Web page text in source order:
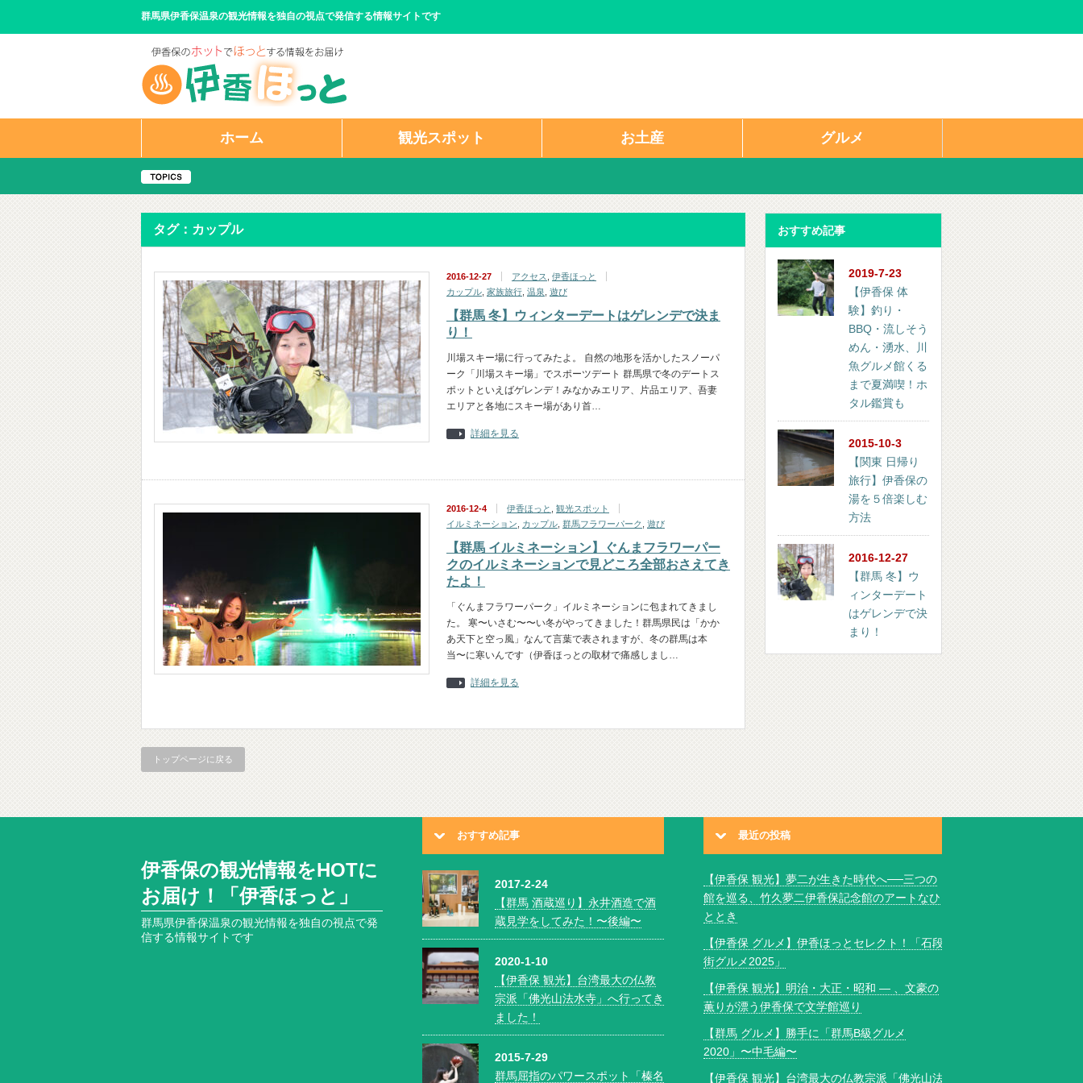
群馬県伊香保温泉の観光情報を独自の視点で発信する情報サイトです
ホーム 観光スポット お土産 グルメ
タグ：カップル
2016-12-27 アクセス
伊香ほっと
カップル 家族旅行 温泉 遊び
【群馬 冬】ウィンターデートはゲレンデで決ま
り！
川場スキー場に行ってみたよ。 自然の地形を活かしたスノーパ
ーク「川場スキー場」でスポーツデート 群馬県で冬のデートス
ポットといえばゲレンデ！みなかみエリア、片品エリア、吾妻
エリアと各地にスキー場があり首…
詳細を見る
2016-12-4 伊香ほっと
観光スポット
イルミネーション
カップル 群馬フラワーパーク 遊び
【群馬 イルミネーション】ぐんまフラワーパー
クのイルミネーションで見どころ全部おさえてき
たよ！
「ぐんまフラワーパーク」イルミネーションに包まれてきまし
た。 寒〜いさむ〜〜い冬がやってきました！群馬県民は「かか
あ天下と空っ風」なんて言葉で表されますが、冬の群馬は本
当〜に寒いんです（伊香ほっとの取材で痛感しまし…
詳細を見る
トップページに戻る
おすすめ記事
2019-7-23
【伊香保 体
験】釣り・
BBQ・流しそう
めん・湧水、川
魚グルメ館くる
まで夏満喫！ホ
タル鑑賞も
2015-10-3
【関東 日帰り
旅行】伊香保の
湯を５倍楽しむ
方法
2016-12-27
【群馬 冬】ウ
ィンターデート
はゲレンデで決
まり！
おすすめ記事
2017-2-24
【群馬 酒蔵巡り】永井酒造で酒
蔵見学をしてみた！〜後編〜
2020-1-10
【伊香保 観光】台湾最大の仏教
宗派「佛光山法水寺」へ行ってき
ました！
2015-7-29
群馬屈指のパワースポット「榛名
最近の投稿
【伊香保 観光】夢二が生きた時代へ──三つの
館を巡る、竹久夢二伊香保記念館のアートなひ
ととき
【伊香保 グルメ】伊香ほっとセレクト！「石段
街グルメ2025」
【伊香保 観光】明治・大正・昭和 ― 、文豪の
薫りが漂う伊香保で文学館巡り
【群馬 グルメ】勝手に「群馬B級グルメ
2020」〜中毛編〜
【伊香保 観光】台湾最大の仏教宗派「佛光山法
伊香保の観光情報をHOTに
お届け！「伊香ほっと」
群馬県伊香保温泉の観光情報を独自の視点で発
信する情報サイトです